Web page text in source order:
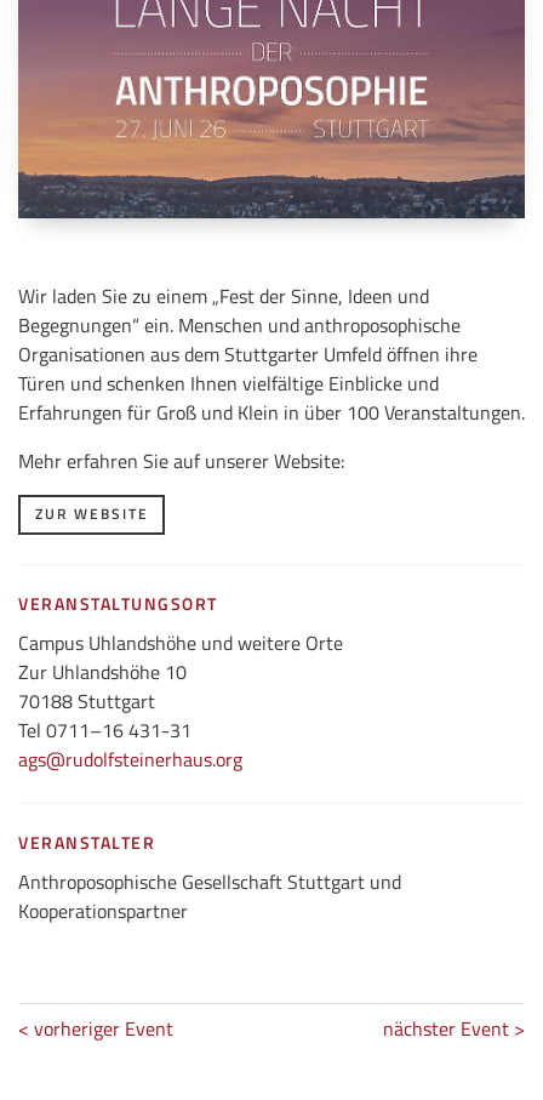
Wir laden Sie zu einem „Fest der Sinne, Ideen und
Begegnungen“ ein. Menschen und anthroposophische
Organisationen aus dem Stuttgarter Umfeld öffnen ihre
Türen und schenken Ihnen vielfältige Einblicke und
Erfahrungen für Groß und Klein in über 100 Veranstaltungen.
Mehr erfahren Sie auf unserer Website:
ZUR WEBSITE
VERANSTALTUNGSORT
Campus Uhlandshöhe und weitere Orte
Zur Uhlandshöhe 10
70188 Stuttgart
Tel 0711–16 431-31
ags@rudolfsteinerhaus.org
VERANSTALTER
Anthroposophische Gesellschaft Stuttgart und
Kooperationspartner
< vorheriger Event nächster Event >